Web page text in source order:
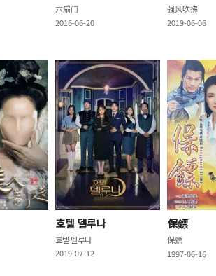
六扇门
2016-06-20
强风吹拂
2019-06-06
호텔 델루나
호텔 델루나
2019-07-12
保鏢
保鏢
1997-06-16